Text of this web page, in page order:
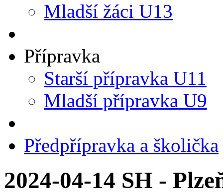
Mladší žáci U13
Přípravka
Starší přípravka U11
Mladší přípravka U9
Předpřípravka a školička
2024-04-14 SH -